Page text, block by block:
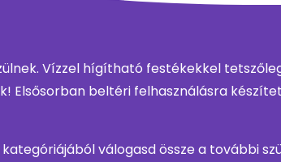
Vízzel hígítható festékekkel
Elsősorban beltéri felhasználásra
válogasd össze a további